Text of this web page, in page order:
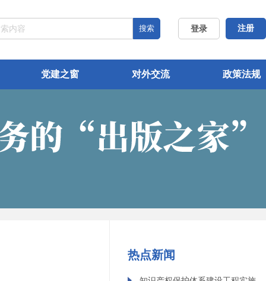
登录 注册
搜索
党建之窗 对外交流 政策法规
热点新闻